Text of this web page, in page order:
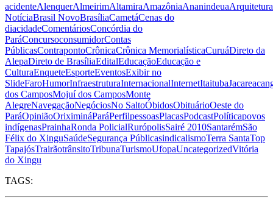
acidenteAlenquerAlmeirimAltamiraAmazôniaAnanindeuaArquitetura
NotíciaBrasil NovoBrasíliaCametáCenas do
diacidadeComentáriosConcórdia do
ParáConcursoconsumidorContas
PúblicasContrapontoCrônicaCrônica MemorialísticaCuruáDireto da
AlepaDireto de BrasíliaEditalEducaçãoEducação e
CulturaEnqueteEsporteEventosExibir no
SlideFaroHumorInfraestruturaInternacionalInternetItaituba
dos CamposMojuí dos CamposMonte
AlegreNavegaçãoNegóciosNo SaltoÓbidosObituárioOeste do
ParáOpiniãoOriximináParáPerfilpessoasPlacasPodcastPolíticapovos
indígenasPrainhaRonda PolicialRurópolisSairé 2010SantarémSão
Félix do XinguSaúdeSegurança PúblicasindicalismoTerra SantaTop
TapajósTrairãotrânsitoTribunaTurismoUfopaUncategorizedVitória
do Xingu
TAGS: